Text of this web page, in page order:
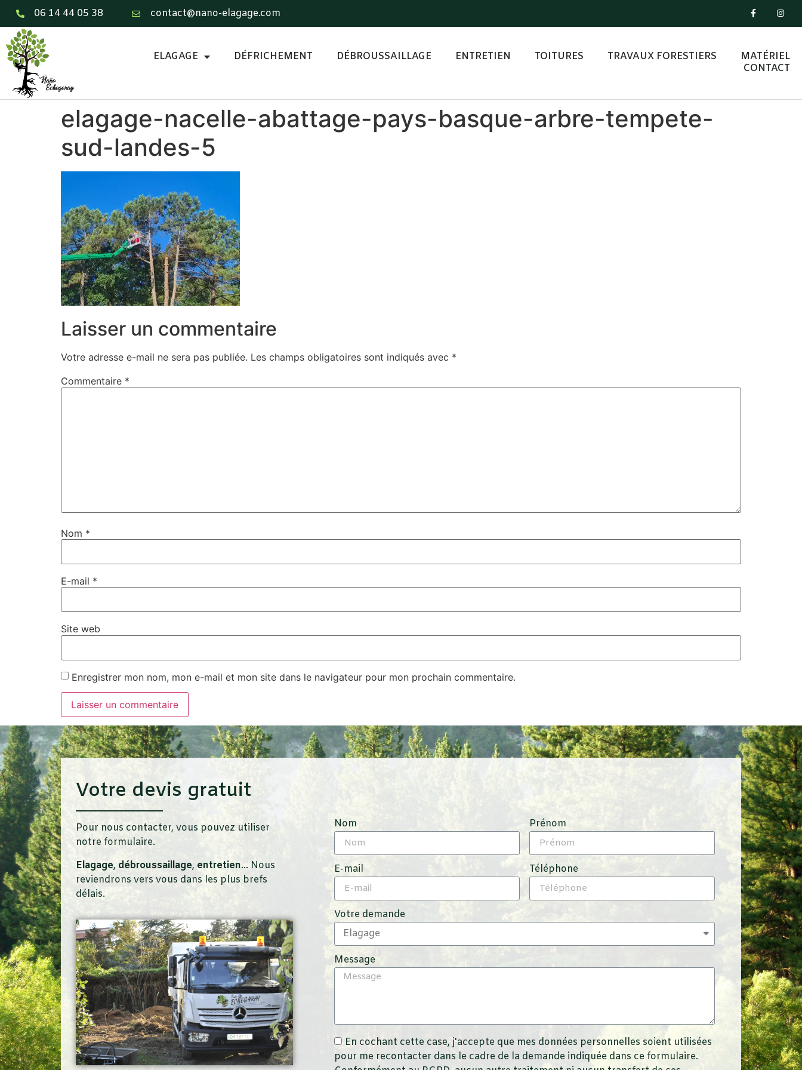
06 14 44 05 38 contact@nano-elagage.com
ELAGAGE DÉFRICHEMENT DÉBROUSSAILLAGE ENTRETIEN TOITURES TRAVAUX FORESTIERS
MATÉRIEL
CONTACT
elagage-nacelle-abattage-pays-basque-arbre-tempete-
sud-landes-5
Laisser un commentaire
Votre adresse e-mail ne sera pas publiée. Les champs obligatoires sont indiqués avec *
Commentaire *
Nom *
E-mail *
Site web
Enregistrer mon nom, mon e-mail et mon site dans le navigateur pour mon prochain commentaire.
Votre devis gratuit
Pour nous contacter, vous pouvez utiliser
notre formulaire.
Elagage, débroussaillage, entretien… Nous
reviendrons vers vous dans les plus brefs
délais.
Nom Prénom
E-mail Téléphone
Votre demande
Message
En cochant cette case, j'accepte que mes données personnelles soient utilisées
pour me recontacter dans le cadre de la demande indiquée dans ce formulaire.